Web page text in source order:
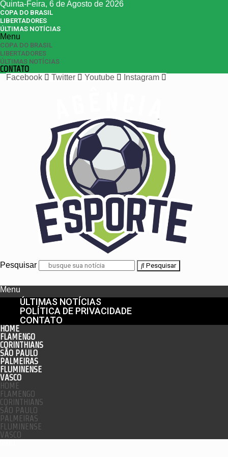
Quinta-Feira, 6 de Agosto de 2026
COPA DO BRASIL
LIBERTADORES
ÚLTIMAS NOTÍCIAS
Menu
COPA DO BRASIL
LIBERTADORES
ÚLTIMAS NOTÍCIAS
CONTATO
Facebook
Twitter Youtube Instagram
Pesquisar Pesquisar
Menu
ÚLTIMAS NOTÍCIAS
POLÍTICA DE PRIVACIDADE
CONTATO
HOME
FLAMENGO
CORINTHIANS
SÃO PAULO
PALMEIRAS
FLUMINENSE
VASCO
HOME
FLAMENGO
CORINTHIANS
SÃO PAULO
PALMEIRAS
FLUMINENSE
VASCO